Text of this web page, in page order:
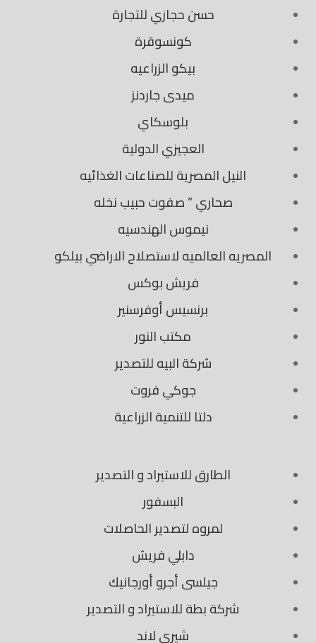
حسن حجازي للتجارة
كونسوقرة
بيكو الزراعيه
ميدى جاردنز
بلوسكاي
العجيزي الدولية
النيل المصرية للصناعات الغذائيه
صحاري ” صفوت حبيب نخله
نيموس الهندسيه
المصريه العالميه لاستصلاح الاراضي بيلكو
فريش بوكس
برنسيس أوفرسنير
مكتب النور
شركة البيه للتصدير
جوكي فروت
دلتا للتنمية الزراعية
الطارق للاستيراد و التصدير
البسفور
لمروه لتصدير الحاصلات
دابلي فريش
جيلسى أجرو أورجانيك
شركة بطة للاستيراد و التصدير
شيري لاند